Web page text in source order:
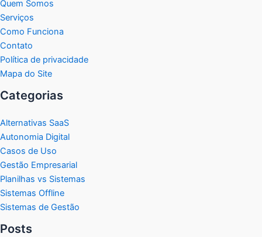
Quem Somos
Serviços
Como Funciona
Contato
Política de privacidade
Mapa do Site
Categorias
Alternativas SaaS
Autonomia Digital
Casos de Uso
Gestão Empresarial
Planilhas vs Sistemas
Sistemas Offline
Sistemas de Gestão
Posts